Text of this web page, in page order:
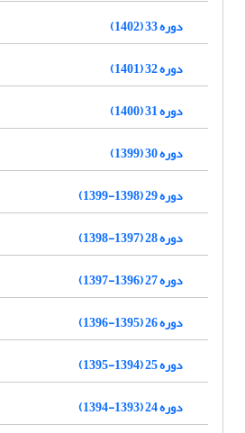
دوره 33 (1402)
دوره 32 (1401)
دوره 31 (1400)
دوره 30 (1399)
دوره 29 (1398-1399)
دوره 28 (1397-1398)
دوره 27 (1396-1397)
دوره 26 (1395-1396)
دوره 25 (1394-1395)
دوره 24 (1393-1394)